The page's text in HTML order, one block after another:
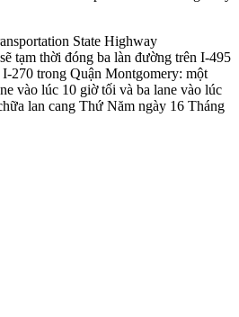
State Highway
tạm thời đóng ba làn đường trên I-495
270 trong Quận Montgomery: một
vào lúc 10 giờ tối và ba lane vào lúc
lan cang Thứ Năm ngày 16 Tháng